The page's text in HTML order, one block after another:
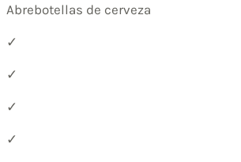
Abrebotellas de cerveza
✓
✓
✓
✓